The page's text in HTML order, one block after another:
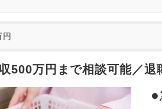
収500万円まで相談可能／